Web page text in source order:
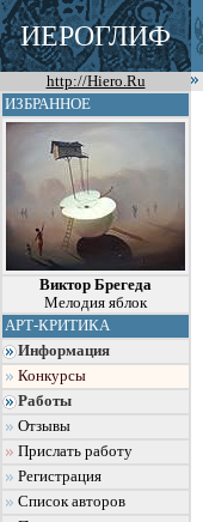
ИЕРОГЛИФ
http://Hiero.Ru
ИЗБРАННОЕ
Виктор Брегеда
Мелодия яблок
АРТ-КРИТИКА
Информация
Конкурсы
Работы
Отзывы
Прислать работу
Регистрация
Список авторов